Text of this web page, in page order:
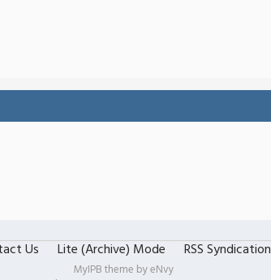
Us Lite (Archive) Mode RSS Syndication
MyIPB theme byeNvy